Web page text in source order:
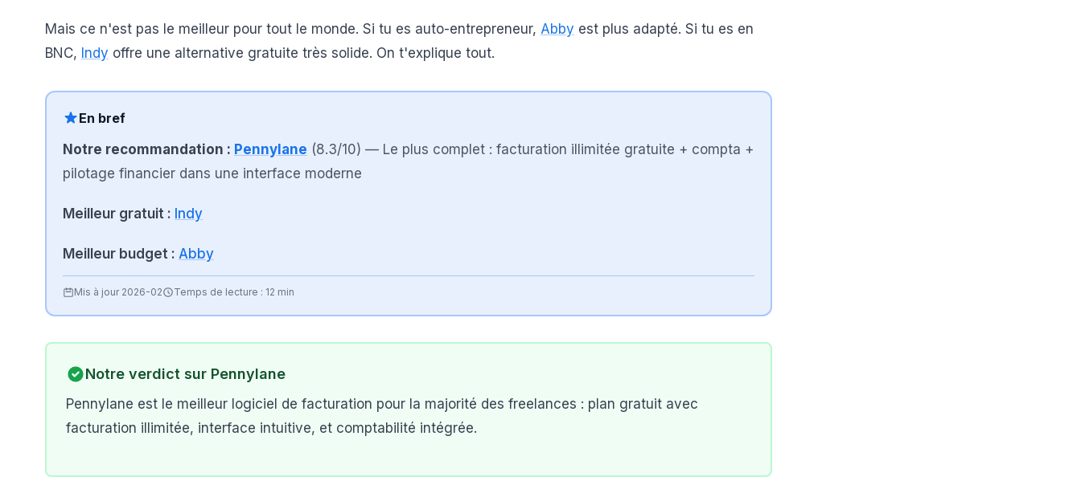
Mais ce n'est pas le meilleur pour tout le monde. Si tu es auto-entrepreneur, Abby est plus adapté. Si tu es en
BNC, Indy offre une alternative gratuite très solide. On t'explique tout.
En bref
Notre recommandation : Pennylane (8.3/10) — Le plus complet : facturation illimitée gratuite + compta +
pilotage financier dans une interface moderne
Meilleur gratuit : Indy
Meilleur budget : Abby
Mis à jour 2026-02 Temps de lecture : 12 min
Notre verdict sur Pennylane
Pennylane est le meilleur logiciel de facturation pour la majorité des freelances : plan gratuit avec
facturation illimitée, interface intuitive, et comptabilité intégrée.